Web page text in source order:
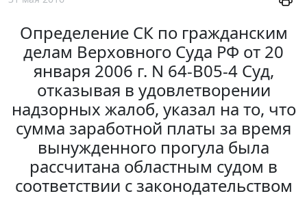
Определение СК по гражданским
делам Верховного Суда РФ от 20
января 2006 г. N 64-B05-4 Суд,
отказывая в удовлетворении
надзорных жалоб, указал на то, что
сумма заработной платы за время
вынужденного прогула была
раcсчитана областным судом в
соответствии с законодательством